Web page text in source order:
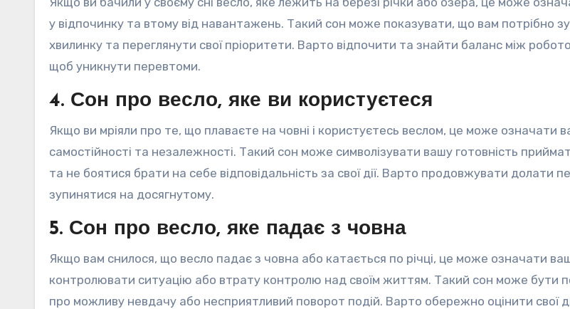
у відпочинку та втому від навантажень. Такий сон може показувати, що вам потрібно
хвилинку та переглянути свої пріоритети. Варто відпочити та знайти баланс між
щоб уникнути перевтоми.
4. Сон про весло, яке ви користуєтеся
Якщо ви мріяли про те, що плаваєте на човні і користуєтесь веслом, це може означати
самостійності та незалежності. Такий сон може символізувати вашу готовність
та не боятися брати на себе відповідальність за свої дії. Варто продовжувати долати
зупинятися на досягнутому.
5. Сон про весло, яке падає з човна
Якщо вам снилося, що весло падає з човна або катається по річці, це може означати
контролювати ситуацію або втрату контролю над своїм життям. Такий сон може бути
про можливу невдачу або несприятливий поворот подій. Варто обережно оцінити свої